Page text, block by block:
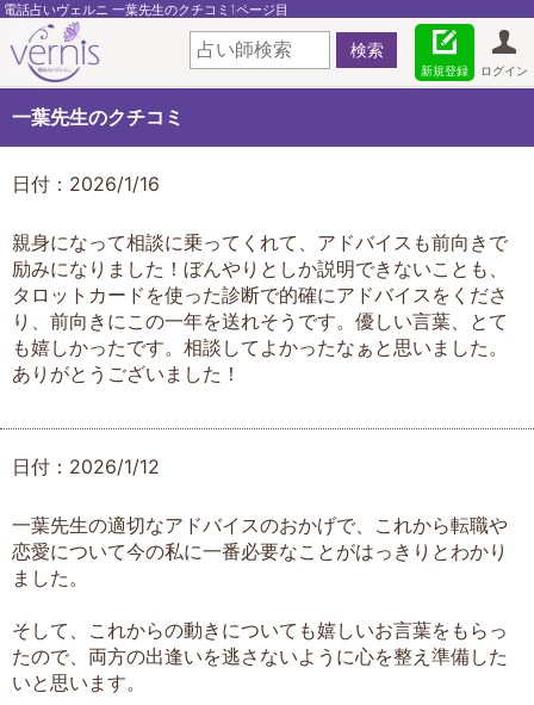
電話占いヴェルニ 一葉先生のクチコミ1ページ目
ログイン
新規登録
一葉先生のクチコミ
日付：2026/1/16
親身になって相談に乗ってくれて、アドバイスも前向きで
励みになりました！ぼんやりとしか説明できないことも、
タロットカードを使った診断で的確にアドバイスをくださ
り、前向きにこの一年を送れそうです。優しい言葉、とて
も嬉しかったです。相談してよかったなぁと思いました。
ありがとうございました！
日付：2026/1/12
一葉先生の適切なアドバイスのおかげで、これから転職や
恋愛について今の私に一番必要なことがはっきりとわかり
ました。
そして、これからの動きについても嬉しいお言葉をもらっ
たので、両方の出逢いを逃さないように心を整え準備した
いと思います。